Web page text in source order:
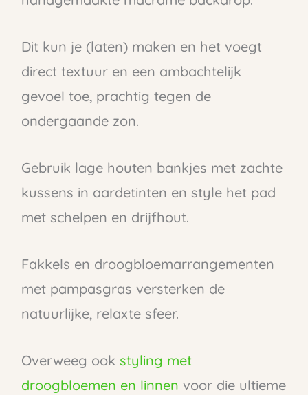
Dit kun je (laten) maken en het voegt
direct textuur en een ambachtelijk
gevoel toe, prachtig tegen de
ondergaande zon.
Gebruik lage houten bankjes met zachte
kussens in aardetinten en style het pad
met schelpen en drijfhout.
Fakkels en droogbloemarrangementen
met pampasgras versterken de
natuurlijke, relaxte sfeer.
Overweeg ook styling met
droogbloemen en linnen voor die ultieme